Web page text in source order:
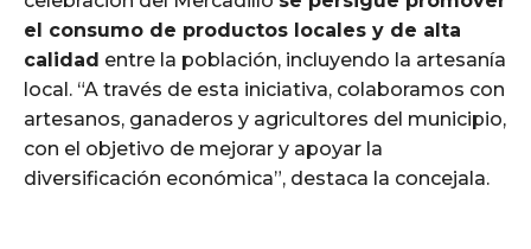
el consumo de productos locales y de alta
calidad entre la población, incluyendo la artesanía
local. “A través de esta iniciativa, colaboramos con
artesanos, ganaderos y agricultores del municipio,
con el objetivo de mejorar y apoyar la
diversificación económica”, destaca la concejala.